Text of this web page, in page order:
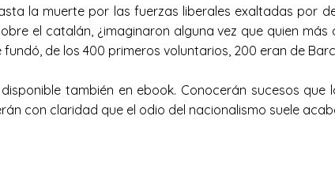
la muerte por las fuerzas liberales exaltadas por
el catalán, ¿imaginaron alguna vez que quien
de los 400 primeros voluntarios, 200 eran de
disponible también en ebook. Conocerán sucesos
con claridad que el odio del nacionalismo suele